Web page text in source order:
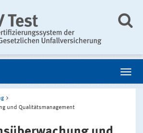
und Qualitätsmanagement